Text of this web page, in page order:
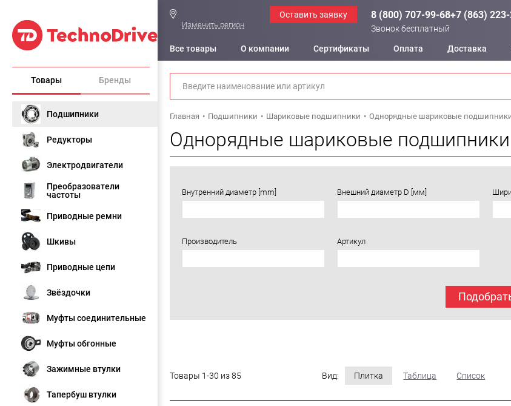
Товары Бренды
Подшипники
Редукторы
Электродвигатели
Преобразователи
частоты
Приводные ремни
Шкивы
Приводные цепи
Звёздочки
Муфты соединительные
Муфты обгонные
Зажимные втулки
Тапербуш втулки
Изменить регион
Оставить заявку 8 (800) 707-99-68+7 (863)
Звонок бесплатный
Все товары О компании Сертификаты Оплата Доставка
Главная Подшипники Шариковые подшипники Однорядные шариковые
Однорядные шариковые
Внутренний диаметр [mm] Внешний диаметр D [мм]
Производитель Артикул
Товары 1-30 из 85 Вид: Плитка Таблица Список